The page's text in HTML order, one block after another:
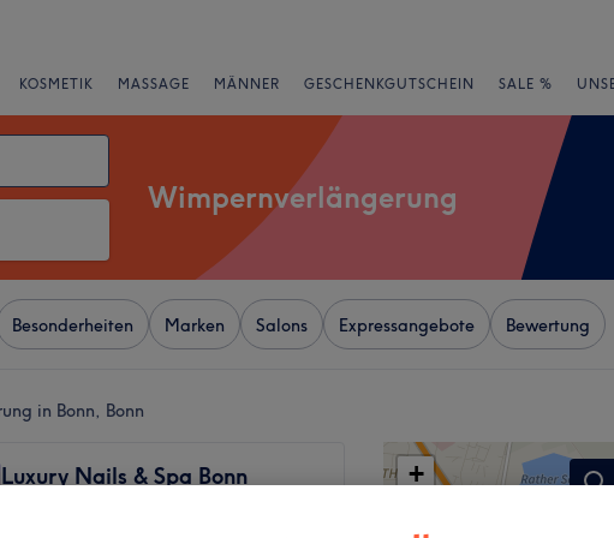
KOSMETIK MASSAGE MÄNNER GESCHENKGUTSCHEIN SALE %
Wimpernverlängerung
Besonderheiten Marken Salons Expressangebote Bewertung
in Bonn, Bonn
Luxury Nails & Spa Bonn
+